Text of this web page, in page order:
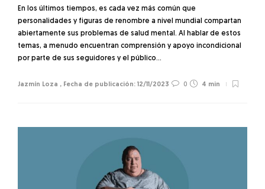
En los últimos tiempos, es cada vez más común que
personalidades y figuras de renombre a nivel mundial compartan
abiertamente sus problemas de salud mental. Al hablar de estos
temas, a menudo encuentran comprensión y apoyo incondicional
por parte de sus seguidores y el público…
Jazmín Loza , 12/11/2023 0 4 min